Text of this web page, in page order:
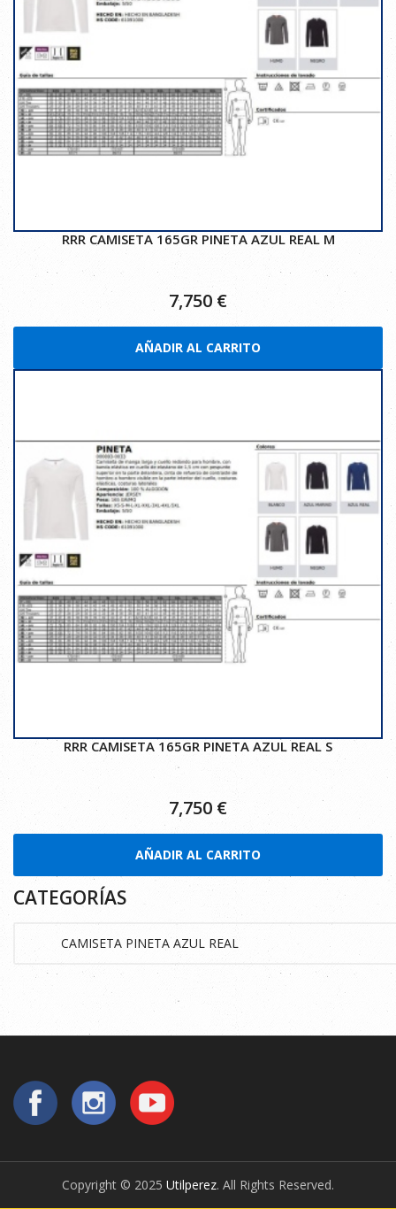
RRR CAMISETA 165GR PINETA AZUL REAL M
7,750 €
AÑADIR AL CARRITO
RRR CAMISETA 165GR PINETA AZUL REAL S
7,750 €
AÑADIR AL CARRITO
CATEGORÍAS
Copyright © 2025 Utilperez. All Rights Reserved.